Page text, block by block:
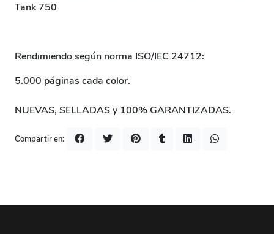
Tank 750
Rendimiendo según norma ISO/IEC 24712:
5.000 páginas cada color.
NUEVAS, SELLADAS y 100% GARANTIZADAS.
Compartir en: